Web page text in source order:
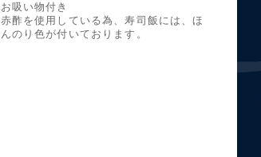
お吸い物付き
赤酢を使用している為、寿司飯には、ほ
んのり色が付いております。